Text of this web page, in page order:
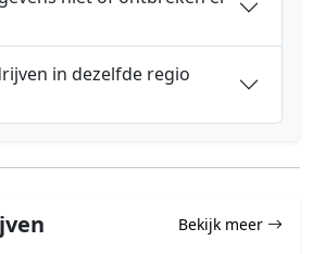
in dezelfde regio
Bekijk meer